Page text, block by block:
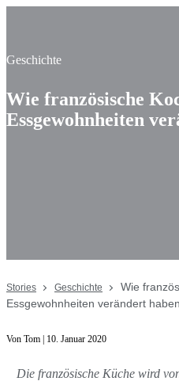
Geschichte
Wie französische
Essgewohnheiten
Stories Geschichte
Wie
Essgewohnheiten verändert haben
Von Tom | 10. Januar 2020
Die französische Küche wird